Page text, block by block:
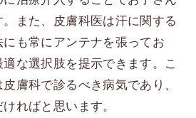
また、皮膚科医は汗に関する
も常にアンテナを張ってお
な選択肢を提示できます。こ
膚科で診るべき病気であり、
ればと思います。